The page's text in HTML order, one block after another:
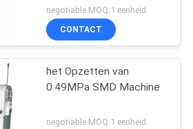
Spaanderhoofden het
Opzetten Machine
negotiable MOQ:1 eenheid
CONTACT
het Opzetten van
0.49MPa SMD Machine
negotiable MOQ:1 eenheid